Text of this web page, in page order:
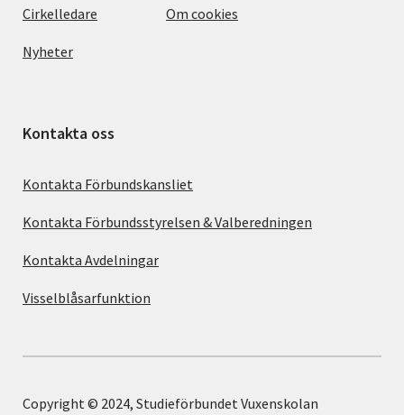
Cirkelledare
Nyheter
Om cookies
Kontakta oss
Kontakta Förbundskansliet
Kontakta Förbundsstyrelsen & Valberedningen
Kontakta Avdelningar
Visselblåsarfunktion
Copyright © 2024, Studieförbundet Vuxenskolan